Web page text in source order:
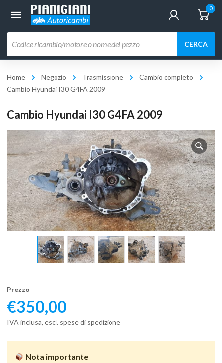
0
prodotti
CERCA
Home Negozio Trasmissione
Cambio completo
Cambio Hyundai I30 G4FA 2009
Cambio Hyundai I30 G4FA 2009
Prezzo
€350,00
IVA inclusa, escl. spese di spedizione
Nota importante